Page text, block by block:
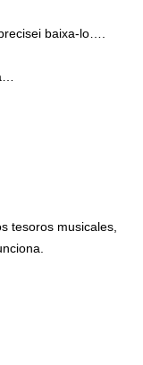
baixa-lo….
tesoros musicales,